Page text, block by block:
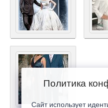
Политика
Сайт использует